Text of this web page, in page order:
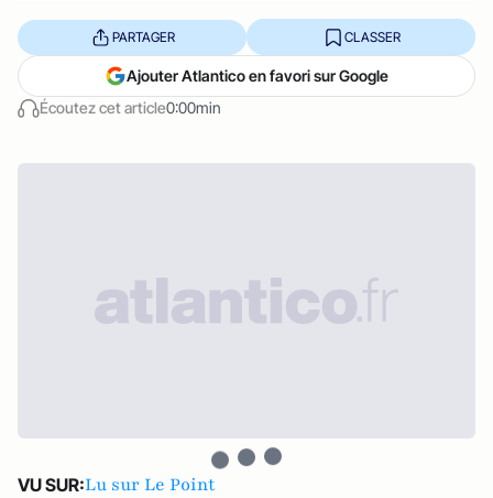
Écoutez cet article0:00min
PARTAGER CLASSER
Ajouter Atlantico en favori sur Google
VU SUR:Lu sur Le Point